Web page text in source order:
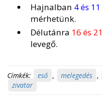
Hajnalban 4 és 11
mérhetünk.
Délutánra 16 és 21
levegő.
Címkék: eső , melegedés ,
zivatar